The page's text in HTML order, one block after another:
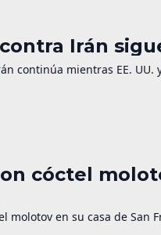
Irán
continúa mientras EE. UU.
cóctel
en su casa de San